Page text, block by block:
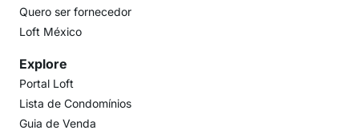
Quero ser fornecedor
Loft México
Explore
Portal Loft
Lista de Condomínios
Guia de Venda